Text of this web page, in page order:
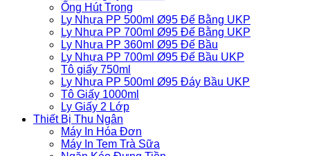
Ống Hút Trong
Ly Nhựa PP 500ml Ø95 Đế Bằng UKP
Ly Nhựa PP 700ml Ø95 Đế Bằng UKP
Ly Nhựa PP 360ml Ø95 Đế Bầu
Ly Nhựa PP 700ml Ø95 Đế Bầu UKP
Tô giấy 750ml
Ly Nhựa PP 500ml Ø95 Đáy Bầu UKP
Tô Giấy 1000ml
Ly Giấy 2 Lớp
Thiết Bị Thu Ngân
Máy In Hóa Đơn
Máy In Tem Trà Sữa